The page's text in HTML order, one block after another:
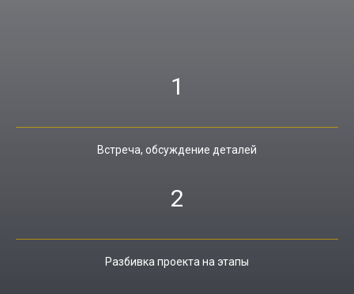
1
Встреча, обсуждение деталей
2
Разбивка проекта на этапы